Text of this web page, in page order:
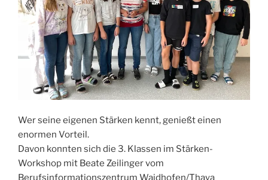
Wer seine eigenen Stärken kennt, genießt einen
enormen Vorteil.
Davon konnten sich die 3. Klassen im Stärken-
Workshop mit Beate Zeilinger vom
Berufsinformationszentrum Waidhofen/Thaya